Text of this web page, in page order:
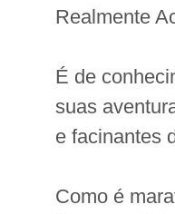
Realmente
É de
suas
e facinantes
Como é